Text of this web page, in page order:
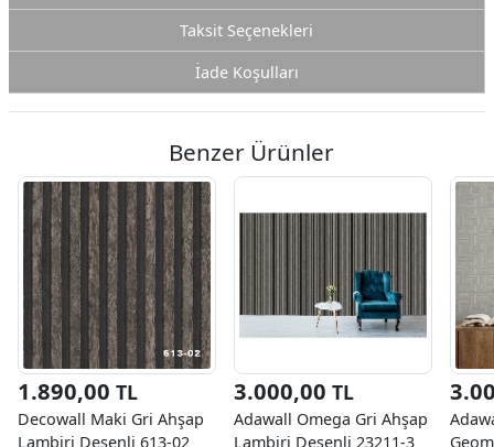
Taksit Seçenekleri
İade Koşulları
Benzer Ürünler
1.890,00 TL
Decowall Maki Gri Ahşap
Lambiri Desenli 613-02
3.000,00 TL
Adawall Omega Gri Ahşap
Lambiri Desenli 23211-3